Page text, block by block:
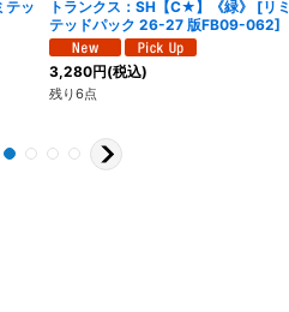
テッ
トランクス：SH【C★】《緑》 [リミ
テッドパック 26-27 版FB09-062]
3,280円(税込)
残り6点